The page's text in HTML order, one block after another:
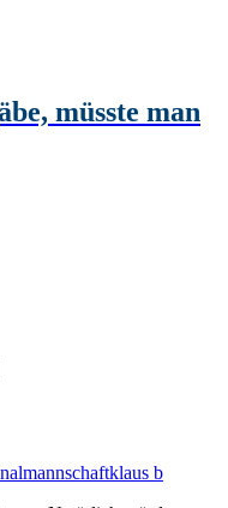
müsste man
klaus b